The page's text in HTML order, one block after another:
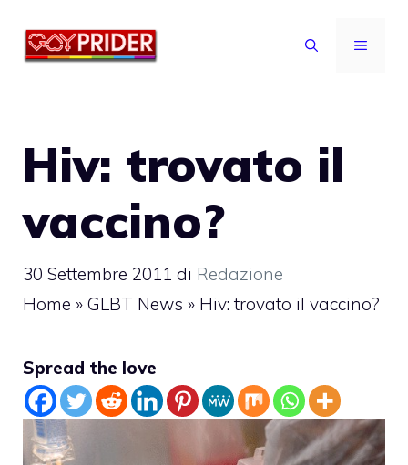
MENU
Hiv: trovato il
vaccino?
30 Settembre 2011 di Redazione
Home » GLBT News » Hiv: trovato il vaccino?
Spread the love